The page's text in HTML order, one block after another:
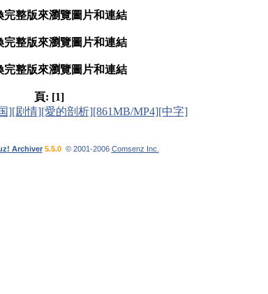
完整版來瀏覽圖片和連結
完整版來瀏覽圖片和連結
完整版來瀏覽圖片和連結
頁: [1]
][剧情][愛的剖析][861MB/MP4][中字]
Archiver 5.5.0© 2001-2006 Comsenz Inc.